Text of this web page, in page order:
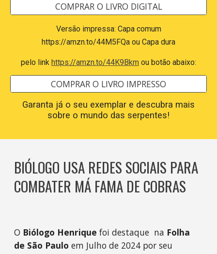
COMPRAR O LIVRO DIGITAL
Versão impressa: Capa comum
https://amzn.to/44M5FQa ou Capa dura
pelo link https://amzn.to/44K9Bkm ou botão abaixo:
COMPRAR O LIVRO IMPRESSO
Garanta já o seu exemplar e descubra mais
sobre o mundo das serpentes!
BIÓLOGO USA REDES SOCIAIS PARA
COMBATER MÁ FAMA DE COBRAS
O Biólogo Henrique foi destaque na Folha
de São Paulo em Julho de 2024 por seu